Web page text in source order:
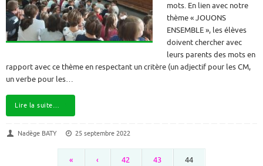
mots. En lien avec notre
thème « JOUONS
ENSEMBLE », les élèves
doivent chercher avec
leurs parents des mots en
rapport avec ce thème en respectant un critère (un adjectif pour les CM,
un verbe pour les…
Lire la suite…
Nadège BATY 25 septembre 2022
« ‹ 42 43 44